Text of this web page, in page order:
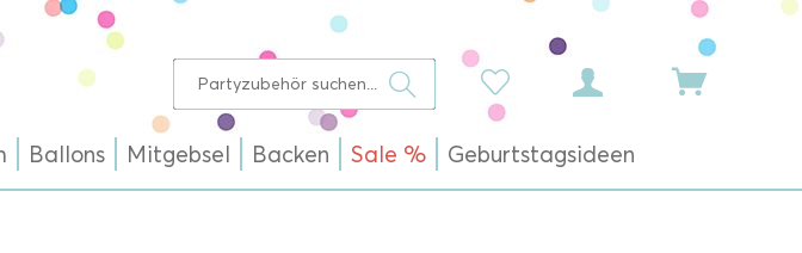
Ballons Mitgebsel Backen Sale % Geburtstagsideen